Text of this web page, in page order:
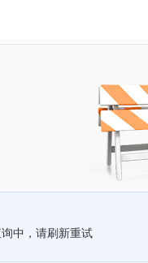
中，请刷新重试